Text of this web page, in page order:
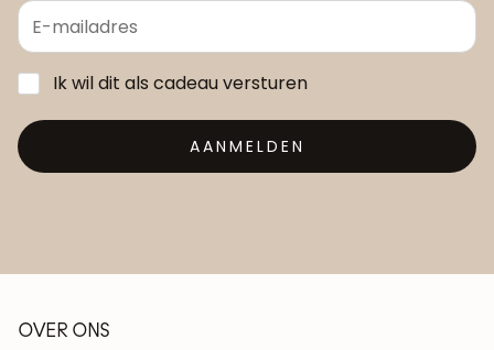
Ik wil dit als cadeau versturen
AANMELDEN
OVER ONS